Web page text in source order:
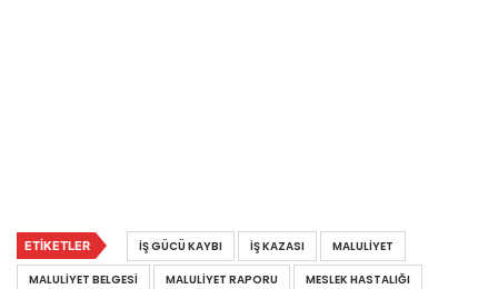
ETIKETLER IŞ GÜCÜ KAYBI IŞ KAZASI
MALULIYET
MALULIYET BELGESI
MALULIYET RAPORU
MESLEK HASTALIĞI